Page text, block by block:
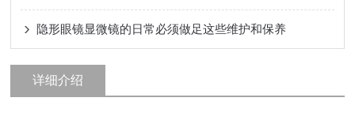
隐形眼镜显微镜的日常必须做足这些维护和保养
详细介绍